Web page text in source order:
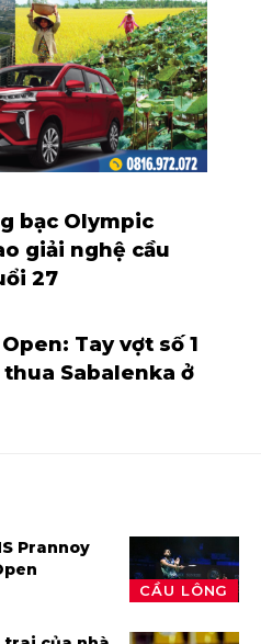
bạc Olympic
giải nghệ cầu
27
Tay vợt số 1
Sabalenka ở
CẦU LÔNG
Prannoy